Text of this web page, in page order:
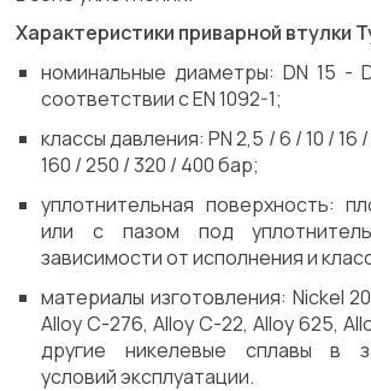
Характеристики приварной втулки
номинальные диаметры: DN 15 -
соответствии с EN 1092-1;
классы давления: PN 2,5 / 6 / 10 / 16
160 / 250 / 320 / 400 бар;
уплотнительная поверхность:
или с пазом под
зависимости от исполнения и
материалы изготовления: Nickel
Alloy C-276, Alloy C-22, Alloy 625,
другие никелевые сплавы в
условий эксплуатации.